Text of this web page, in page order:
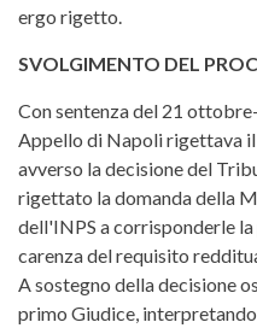
ergo rigetto.
SVOLGIMENTO DEL
Con sentenza del 21
Appello di Napoli rigettava
avverso la decisione del
rigettato la domanda della
dell'INPS a corrisponderle
carenza del requisito
A sostegno della decisione
primo Giudice,